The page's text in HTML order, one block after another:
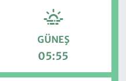
GÜNEŞ
05:55